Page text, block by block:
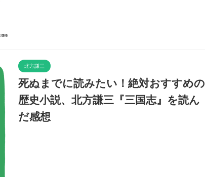
北方謙三
死ぬまでに読みたい！絶対おすすめの
歴史小説、北方謙三『三国志』を読ん
だ感想